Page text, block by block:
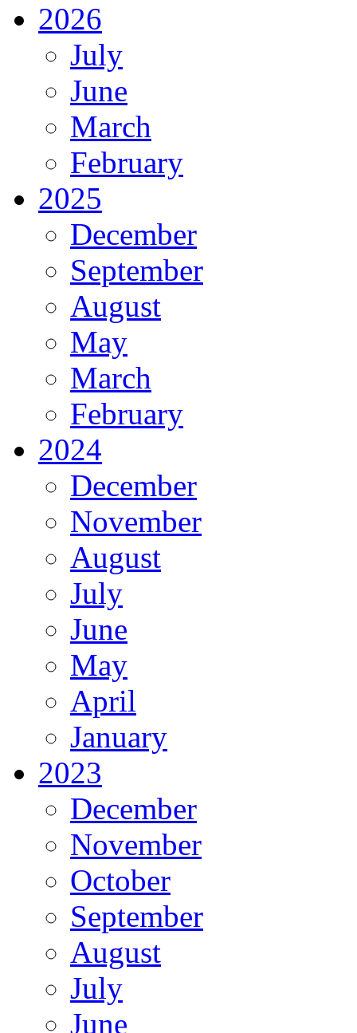
2026
July
June
March
February
2025
December
September
August
May
March
February
2024
December
November
August
July
June
May
April
January
2023
December
November
October
September
August
July
June